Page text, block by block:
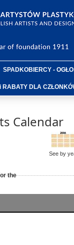
SPADKOBIERCY -
RABATY DLA
Calendar
See by
the